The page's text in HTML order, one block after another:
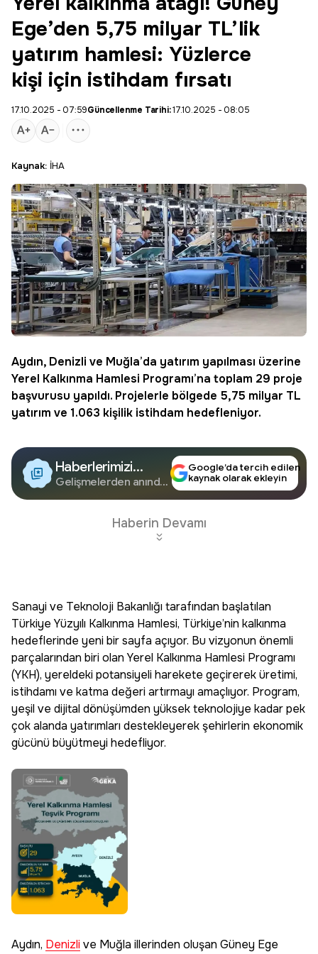
Ege’den 5,75 milyar TL’lik
yatırım hamlesi: Yüzlerce
kişi için istihdam fırsatı
17.10.2025 - 07:59Güncellenme Tarihi:17.10.2025 - 08:05
Kaynak: İHA
Aydın, Denizli ve Muğla’da yatırım yapılması üzerine
Yerel Kalkınma Hamlesi Programı’na toplam 29 proje
başvurusu yapıldı. Projelerle bölgede 5,75 milyar TL
yatırım ve 1.063 kişilik istihdam hedefleniyor.
Haberlerimizi
Google'da Takip
Edin
Gelişmelerden anında
Google’da tercih edilen
kaynak olarak ekleyin
Haberin Devamı
Sanayi ve Teknoloji Bakanlığı tarafından başlatılan
Türkiye Yüzyılı Kalkınma Hamlesi, Türkiye’nin kalkınma
hedeflerinde yeni bir sayfa açıyor. Bu vizyonun önemli
parçalarından biri olan Yerel Kalkınma Hamlesi Programı
(YKH), yereldeki potansiyeli harekete geçirerek üretimi,
istihdamı ve katma değeri artırmayı amaçlıyor. Program,
yeşil ve dijital dönüşümden yüksek teknolojiye kadar pek
çok alanda yatırımları destekleyerek şehirlerin ekonomik
gücünü büyütmeyi hedefliyor.
Aydın, Denizlive Muğla illerinden oluşan Güney Ege